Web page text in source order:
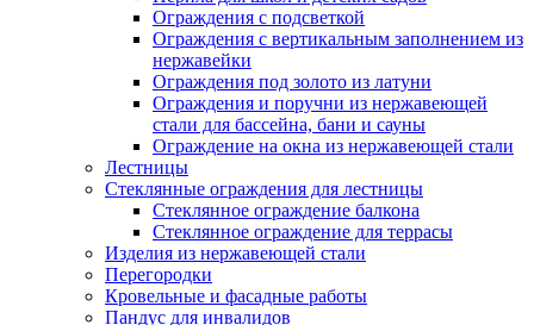
Ограждения с подсветкой
Ограждения с вертикальным заполнением из
нержавейки
Ограждения под золото из латуни
Ограждения и поручни из нержавеющей
стали для бассейна, бани и сауны
Ограждение на окна из нержавеющей стали
Лестницы
Стеклянные ограждения для лестницы
Стеклянное ограждение балкона
Стеклянное ограждение для террасы
Изделия из нержавеющей стали
Перегородки
Кровельные и фасадные работы
Пандус для инвалидов